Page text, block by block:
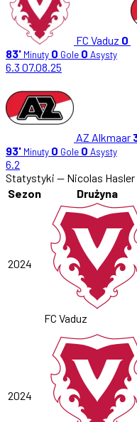
FC Vaduz 0
83' Minuty 0 Gole 0 Asysty
6.3 07.08.25
AZ Alkmaar
93' Minuty 0 Gole 0 Asysty
6.2
Statystyki — Nicolas Hasler
Sezon
Drużyna
2024
FC Vaduz
2024